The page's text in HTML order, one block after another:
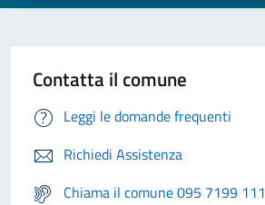
Contatta il comune
Leggi le domande frequenti
Richiedi Assistenza
Chiama il comune 095 7199 111